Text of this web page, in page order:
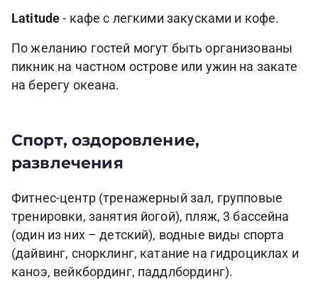
Latitude - кафе с легкими закусками и кофе.
По желанию гостей могут быть организованы
пикник на частном острове или ужин на закате
на берегу океана.
Спорт, оздоровление,
развлечения
Фитнес-центр (тренажерный зал, групповые
тренировки, занятия йогой), пляж, 3 бассейна
(один из них – детский), водные виды спорта
(дайвинг, снорклинг, катание на гидроциклах и
каноэ, вейкбординг, паддлбординг).